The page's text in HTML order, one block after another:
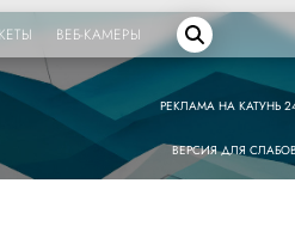
ВЕБ-КАМЕРЫ
РЕКЛАМА НА КАТУНЬ
ВЕРСИЯ ДЛЯ